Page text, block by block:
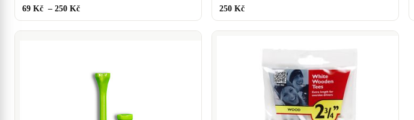
69 Kč – 250 Kč 250 Kč